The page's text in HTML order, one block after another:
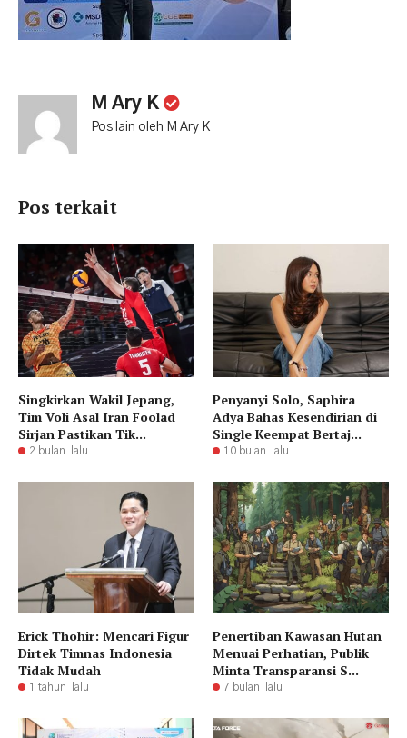
M Ary K
Pos lain oleh M Ary K
Pos terkait
Singkirkan Wakil Jepang,
Tim Voli Asal Iran Foolad
Sirjan Pastikan Tik...
2 bulan lalu
Penyanyi Solo, Saphira
Adya Bahas Kesendirian di
Single Keempat Bertaj...
10 bulan lalu
Erick Thohir: Mencari Figur
Dirtek Timnas Indonesia
Tidak Mudah
1 tahun lalu
Penertiban Kawasan Hutan
Menuai Perhatian, Publik
Minta Transparansi S...
7 bulan lalu